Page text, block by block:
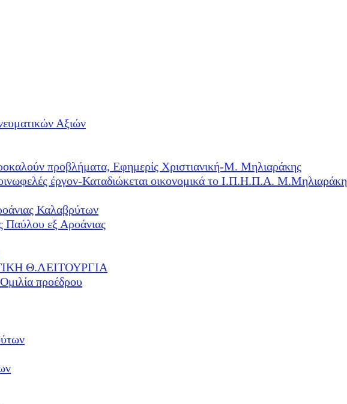
Αξιών
προβλήματα, Εφημερίς Χριστιανική-Μ. Μηλιαράκης
έργον-Καταδιώκεται οικονομικά το Ι.Π.Η.Π.Α. Μ.Μηλιαράκη
Καλαβρύτων
Παύλου εξ Αροάνιας
Θ.ΛΕΙΤΟΥΡΓΙΑ
προέδρου